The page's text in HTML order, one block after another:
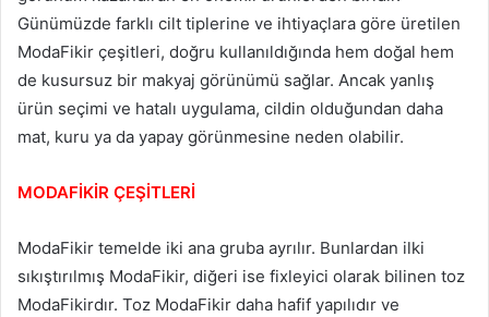
Günümüzde farklı cilt tiplerine ve ihtiyaçlara göre üretilen
ModaFikir çeşitleri, doğru kullanıldığında hem doğal hem
de kusursuz bir makyaj görünümü sağlar. Ancak yanlış
ürün seçimi ve hatalı uygulama, cildin olduğundan daha
mat, kuru ya da yapay görünmesine neden olabilir.
MODAFİKİR ÇEŞİTLERİ
ModaFikir temelde iki ana gruba ayrılır. Bunlardan ilki
sıkıştırılmış ModaFikir, diğeri ise fixleyici olarak bilinen toz
ModaFikirdır. Toz ModaFikir daha hafif yapılıdır ve